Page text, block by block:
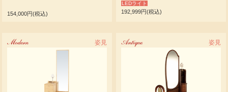
154,000円(税込)
LEDライト
192,999円(税込)
姿見 姿見